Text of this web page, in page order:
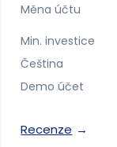
Měna účtu
Min. investice
Čeština
Demo účet
Recenze